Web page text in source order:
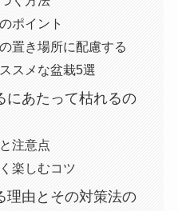
ポイント
置き場所に配慮する
スメな盆栽5選
にあたって枯れるの
注意点
楽しむコツ
理由とその対策法の